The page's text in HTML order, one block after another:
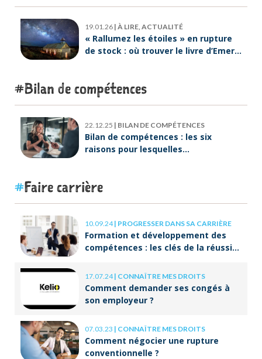
19.01.26 | À LIRE, ACTUALITÉ
« Rallumez les étoiles » en rupture
de stock : où trouver le livre d’Emeric
Bilan de compétences
22.12.25 | BILAN DE COMPÉTENCES
Bilan de compétences : les six
raisons pour lesquelles
Faire carrière
10.09.24| PROGRESSER DANS SA CARRIÈRE
Formation et développement des
compétences : les clés de la réussite
17.07.24| CONNAÎTRE MES DROITS
Comment demander ses congés à
son employeur ?
07.03.23 | CONNAÎTRE MES DROITS
Comment négocier une rupture
conventionnelle ?